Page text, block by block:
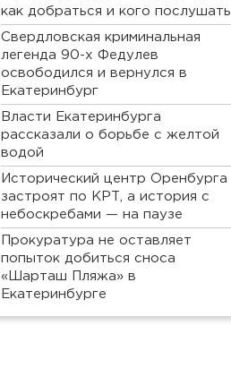
как добраться и кого послушать
Свердловская криминальная
легенда 90-х Федулев
освободился и вернулся в
Екатеринбург
Власти Екатеринбурга
рассказали о борьбе с желтой
водой
Исторический центр Оренбурга
застроят по КРТ, а история с
небоскребами — на паузе
Прокуратура не оставляет
попыток добиться сноса
«Шарташ Пляжа» в
Екатеринбурге